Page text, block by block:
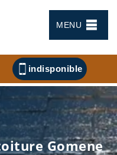
MENU
indisponible
Gomene